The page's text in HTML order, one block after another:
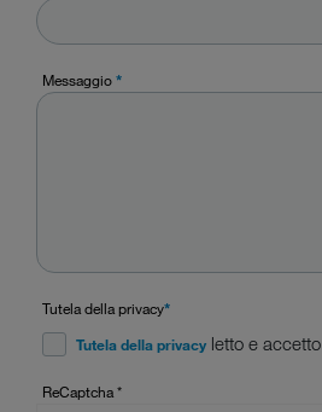
Messaggio*
Tutela della privacy*
Tutela della privacy letto e accetto
ReCaptcha*